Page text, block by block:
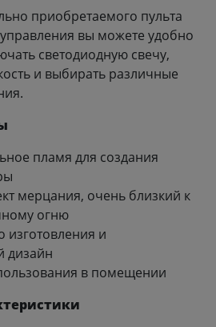
приобретаемого пульта
вы можете удобно
светодиодную свечу,
и выбирать различные
пламя для создания
мерцания, очень близкий к
огню
изготовления и
дизайн
в помещении